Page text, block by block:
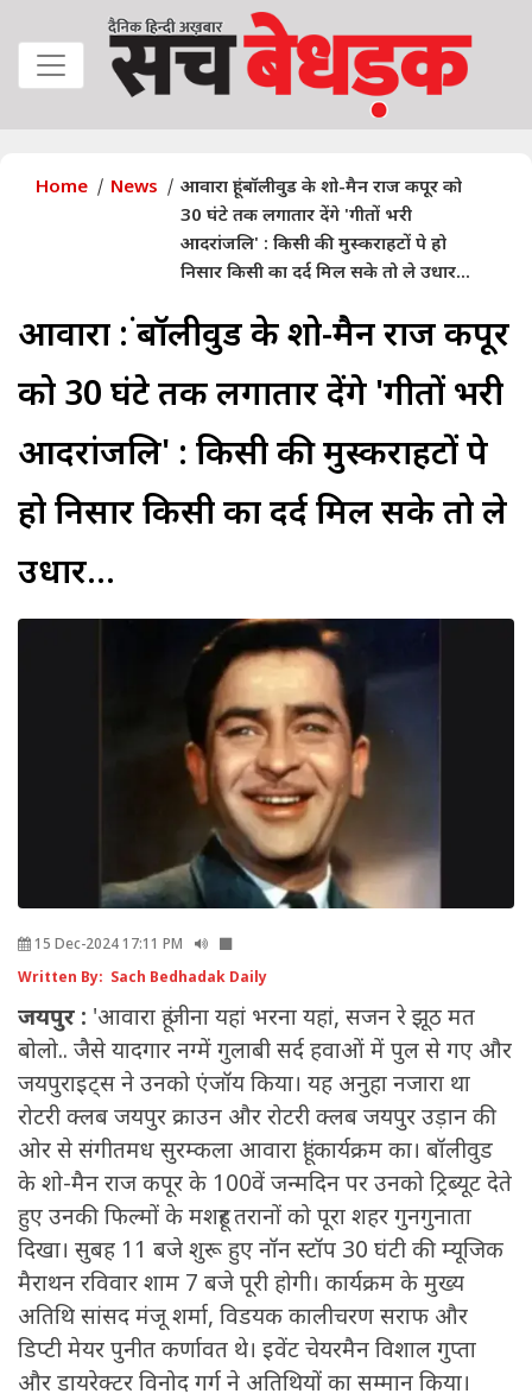
Home News
आवारा हूं: बॉलीवुड के शो-मैन राज कपूर को
30 घंटे तक लगातार देंगे 'गीतों भरी
आदरांजलि' : किसी की मुस्कराहटों पे हो
निसार किसी का दर्द मिल सके तो ले उधार...
आवारा हूं: बॉलीवुड के शो-मैन राज कपूर
को 30 घंटे तक लगातार देंगे 'गीतों भरी
आदरांजलि' : किसी की मुस्कराहटों पे
हो निसार किसी का दर्द मिल सके तो ले
उधार...
15 Dec-2024 17:11 PM
Written By: Sach Bedhadak Daily
जयपुर : 'आवारा हूं जीना यहां भरना यहां, सजन रे झूठ मत
बोलो.. जैसे यादगार नग्में गुलाबी सर्द हवाओं में पुल से गए और
जयपुराइट्स ने उनको एंजॉय किया। यह अनुहा नजारा था
रोटरी क्लब जयपुर क्राउन और रोटरी क्लब जयपुर उड़ान की
ओर से संगीतमध सुरम्कला आवारा हूं' कार्यक्रम का। बॉलीवुड
के शो-मैन राज कपूर के 100वें जन्मदिन पर उनको ट्रिब्यूट देते
हुए उनकी फिल्मों के मशहूर तरानों को पूरा शहर गुनगुनाता
दिखा। सुबह 11 बजे शुरू हुए नॉन स्टॉप 30 घंटी की म्यूजिक
मैराथन रविवार शाम 7 बजे पूरी होगी। कार्यक्रम के मुख्य
अतिथि सांसद मंजू शर्मा, विडयक कालीचरण सराफ और
डिप्टी मेयर पुनीत कर्णावत थे। इवेंट चेयरमैन विशाल गुप्ता
और डायरेक्टर विनोद गर्ग ने अतिथियों का सम्मान किया।